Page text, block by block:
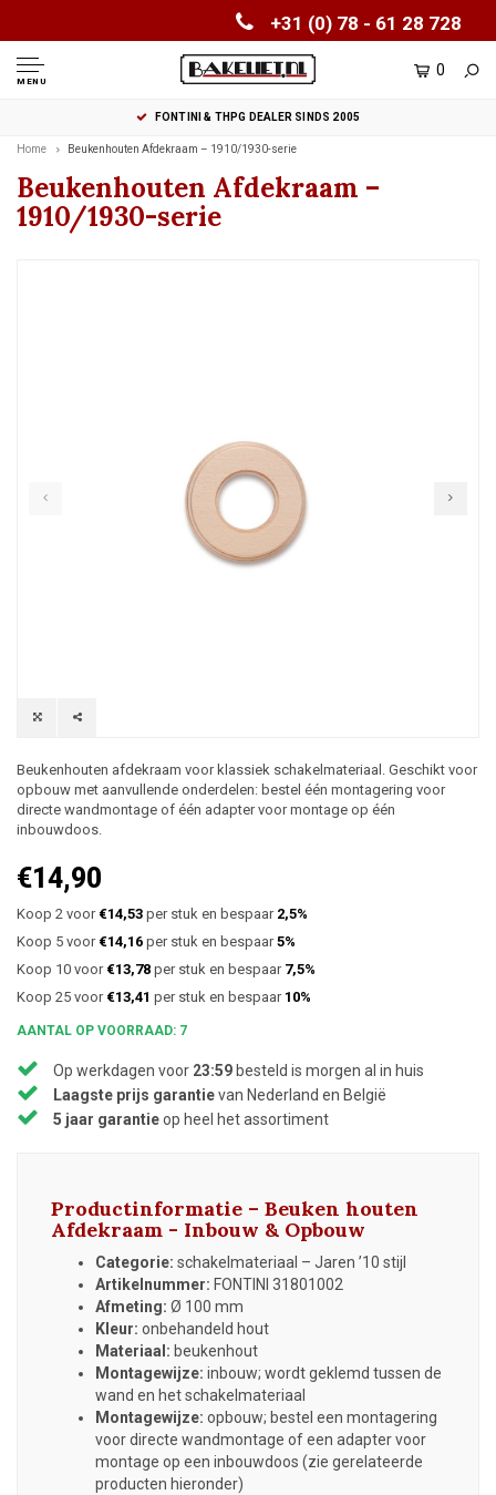
+31 (0) 78 - 61 28 728
MENU
0
FONTINI & THPG DEALER SINDS 2005
Home Beukenhouten Afdekraam – 1910/1930-serie
Beukenhouten Afdekraam –
1910/1930-serie
Beukenhouten afdekraam voor klassiek schakelmateriaal. Geschikt voor
opbouw met aanvullende onderdelen: bestel één montagering voor
directe wandmontage of één adapter voor montage op één
inbouwdoos.
€14,90
Koop 2 voor €14,53 per stuk en bespaar 2,5%
Koop 5 voor €14,16 per stuk en bespaar5%
Koop 10 voor €13,78 per stuk en bespaar 7,5%
Koop 25 voor €13,41 per stuk en bespaar 10%
AANTAL OP VOORRAAD: 7
Op werkdagen voor 23:59 besteld is morgen al in huis
Laagste prijs garantievan Nederland en België
5 jaar garantieop heel het assortiment
Productinformatie – Beuken houten
Afdekraam - Inbouw & Opbouw
Categorie: schakelmateriaal – Jaren ’10 stijl
Artikelnummer: FONTINI 31801002
Afmeting: Ø 100 mm
Kleur: onbehandeld hout
Materiaal: beukenhout
Montagewijze: inbouw; wordt geklemd tussen de
wand en het schakelmateriaal
Montagewijze: opbouw; bestel een montagering
voor directe wandmontage of een adapter voor
montage op een inbouwdoos (zie gerelateerde
producten hieronder)